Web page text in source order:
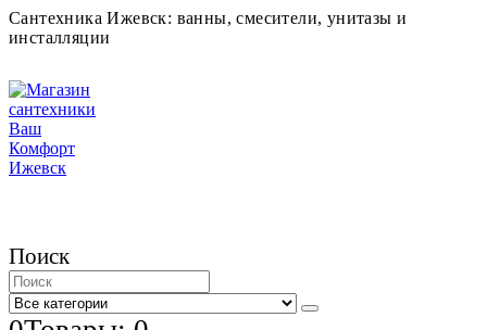
Сантехника Ижевск: ванны, смесители, унитазы и
инсталляции
Поиск